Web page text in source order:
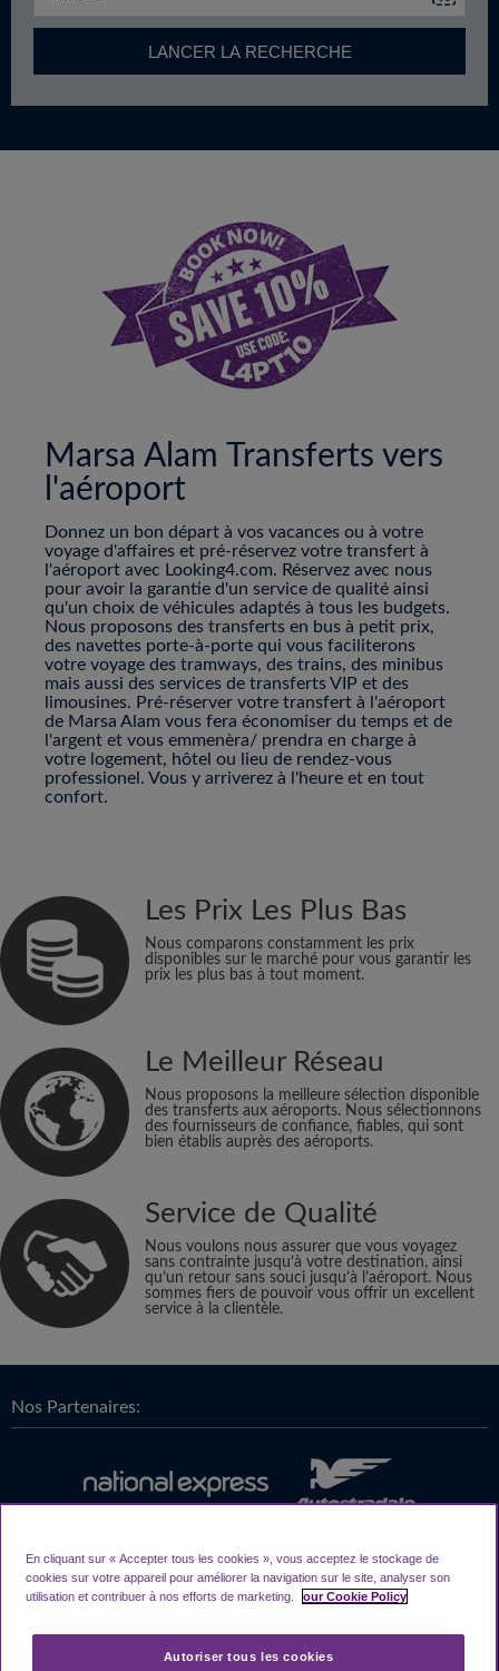
LANCER LA RECHERCHE
Marsa Alam Transferts vers
l'aéroport
Donnez un bon départ à vos vacances ou à votre
voyage d'affaires et pré-réservez votre transfert à
l'aéroport avec Looking4.com. Réservez avec nous
pour avoir la garantie d'un service de qualité ainsi
qu'un choix de véhicules adaptés à tous les budgets.
Nous proposons des transferts en bus à petit prix,
des navettes porte-à-porte qui vous faciliterons
votre voyage des tramways, des trains, des minibus
mais aussi des services de transferts VIP et des
limousines. Pré-réserver votre transfert à l'aéroport
de Marsa Alam vous fera économiser du temps et de
l'argent et vous emmenèra/ prendra en charge à
votre logement, hôtel ou lieu de rendez-vous
professionel. Vous y arriverez à l'heure et en tout
confort.
Les Prix Les Plus Bas
Nous comparons constamment les prix
disponibles sur le marché pour vous garantir les
prix les plus bas à tout moment.
Le Meilleur Réseau
Nous proposons la meilleure sélection disponible
des transferts aux aéroports. Nous sélectionnons
des fournisseurs de confiance, fiables, qui sont
bien établis auprès des aéroports.
Service de Qualité
Nous voulons nous assurer que vous voyagez
sans contrainte jusqu’à votre destination, ainsi
qu’un retour sans souci jusqu’à l’aéroport. Nous
sommes fiers de pouvoir vous offrir un excellent
service à la clientèle.
Nos Partenaires:
En cliquant sur « Accepter tous les cookies », vous acceptez le stockage de
cookies sur votre appareil pour améliorer la navigation sur le site, analyser son
utilisation et contribuer à nos efforts de marketing.
our Cookie Policy
Autoriser tous les cookies